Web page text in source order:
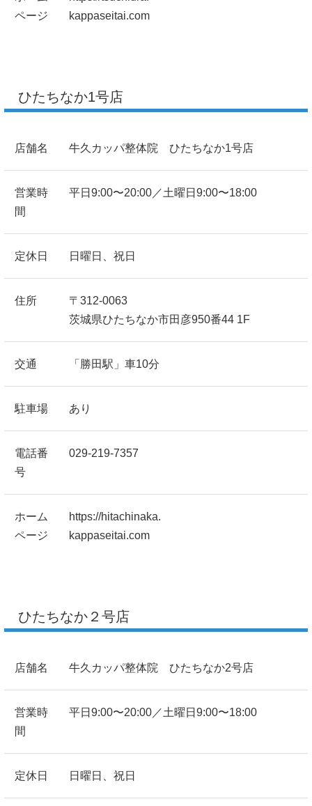
ページ
kappaseitai.com
ひたちなか1号店
店舗名 牛久カッパ整体院 ひたちなか1号店
営業時
間
平日9:00〜20:00／土曜日9:00〜18:00
定休日 日曜日、祝日
住所
〒312-0063
茨城県ひたちなか市田彦950番44 1F
交通 「勝田駅」車10分
駐車場 あり
電話番
号
029-219-7357
ホーム
ページ
https://hitachinaka.
kappaseitai.com
ひたちなか２号店
店舗名 牛久カッパ整体院 ひたちなか2号店
営業時
間
平日9:00〜20:00／土曜日9:00〜18:00
定休日 日曜日、祝日